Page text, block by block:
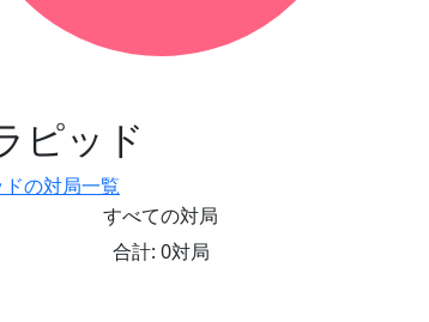
ピッド
の対局一覧
すべての対局
合計: 0対局